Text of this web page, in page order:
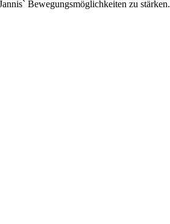
Bewegungsmöglichkeiten zu stärken.